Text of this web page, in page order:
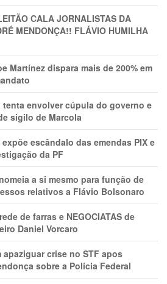
CALA JORNALISTAS DA
MENDONÇA!! FLÁVIO HUMILHA
Martínez dispara mais de 200% em
tenta envolver cúpula do governo e
sigilo de Marcola
expõe escândalo das emendas PIX e
da PF
a si mesmo para função de
relativos a Flávio Bolsonaro
de farras e NEGOCIATAS de
Daniel Vorcaro
crise no STF apos
sobre a Polícia Federal